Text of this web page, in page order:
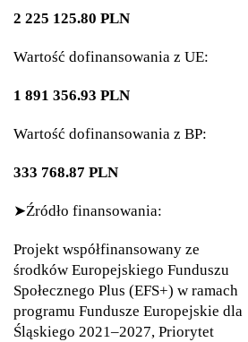
2 225 125.80 PLN​​​​​​​
Wartość dofinansowania z UE:
1 891 356.93 PLN
Wartość dofinansowania z BP:
333 768.87 PLN
➤Źródło finansowania:​​​​​​​
Projekt współfinansowany ze
środków Europejskiego Funduszu
Społecznego Plus (EFS+) w ramach
programu Fundusze Europejskie dla
Śląskiego 2021–2027, Priorytet